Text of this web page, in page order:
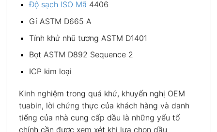
Độ sạch ISO Mã 4406
Gỉ ASTM D665 A
Tính khử nhũ tương ASTM D1401
Bọt ASTM D892 Sequence 2
ICP kim loại
Kinh nghiệm trong quá khứ, khuyến nghị OEM
tuabin, lời chứng thực của khách hàng và danh
tiếng của nhà cung cấp dầu là những yếu tố
chính cần được xem xét khi lựa chọn dầu